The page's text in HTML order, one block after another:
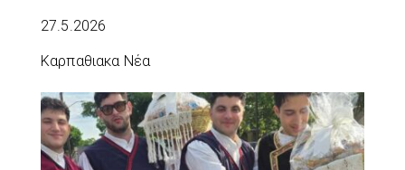
27.5.2026
Καρπαθιακα Νέα